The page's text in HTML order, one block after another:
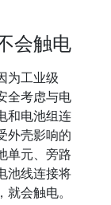
会触电
为工业级
全考虑与电
和电池组连
外壳影响的
单元、旁路
池线连接将
会触电。